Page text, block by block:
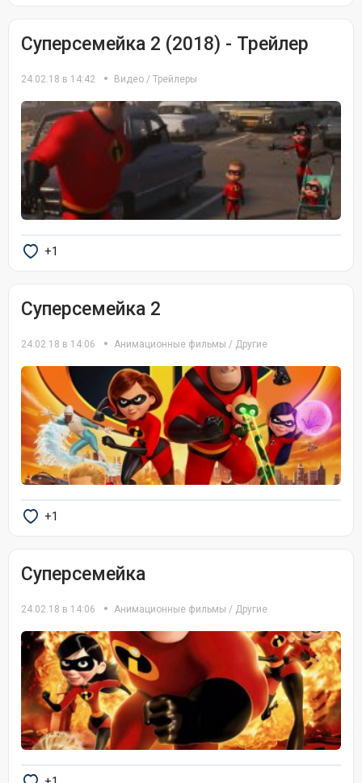
Суперсемейка 2 (2018) - Трейлер
24.02.18 в 14:42 Видео / Трейлеры
+1
Суперсемейка 2
24.02.18 в 14:06 Анимационные фильмы / Другие
+1
Суперсемейка
24.02.18 в 14:06 Анимационные фильмы / Другие